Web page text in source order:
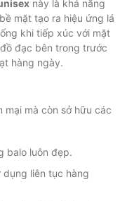
này là khả năng
mặt tạo ra hiệu ứng lá
khi tiếp xúc với mặt
đạc bên trong trước
hàng ngày.
mại mà còn sở hữu các
balo luôn đẹp.
liên tục hàng